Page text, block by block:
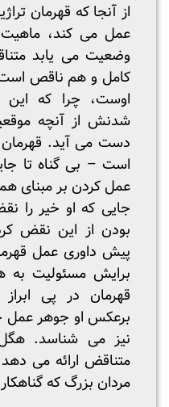
از آنجا که قهرمان
عمل می کند،
وضعیت می یابد
کامل و هم ناقص
اوست، چرا که
شدنش از آنچه
دست می آید. قهرمان
است – بی گناه تا
عمل کردن بر مبنای
جایی که او خیر را
بودن از این نقض
پیش داوری عمل
برایش مسئولیت به
قهرمان در پی
برعکس او جوهر عمل
نیز می شناسد.
متناقض ارائه می
مردان بزرگ که